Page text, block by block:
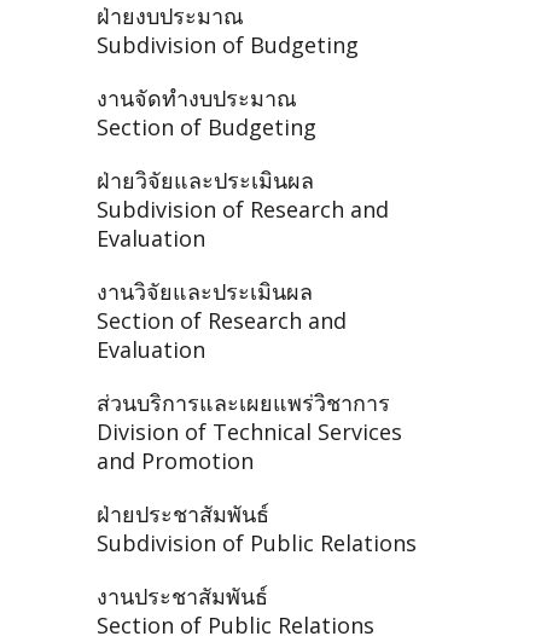
ฝ่ายงบประมาณ
Subdivision of Budgeting
งานจัดทำงบประมาณ
Section of Budgeting
ฝ่ายวิจัยและประเมินผล
Subdivision of Research and
Evaluation
งานวิจัยและประเมินผล
Section of Research and
Evaluation
ส่วนบริการและเผยแพร่วิชาการ
Division of Technical Services
and Promotion
ฝ่ายประชาสัมพันธ์
Subdivision of Public Relations
งานประชาสัมพันธ์
Section of Public Relations